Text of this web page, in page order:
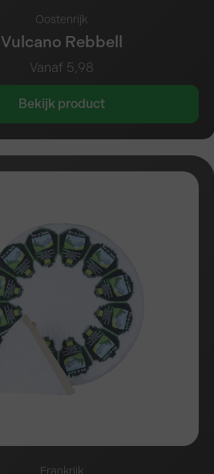
Oostenrijk
Vulcano Rebbell
Vanaf 5,98
Bekijk product
Frankrijk